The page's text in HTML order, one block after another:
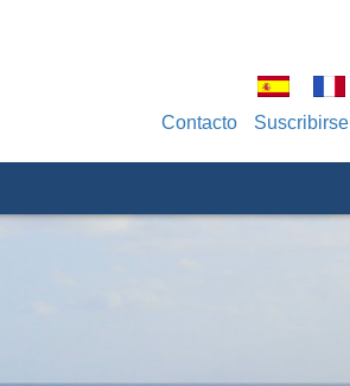
Contacto Suscribirse